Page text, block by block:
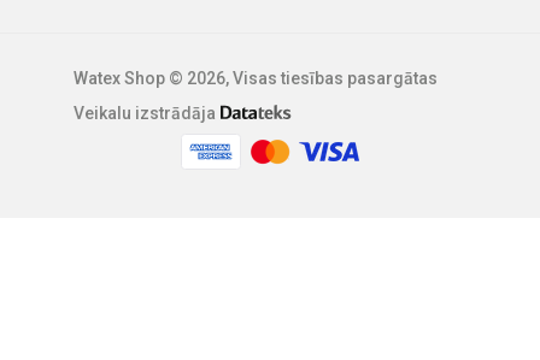
Watex Shop © 2026, Visas tiesības pasargātas
Veikalu izstrādāja